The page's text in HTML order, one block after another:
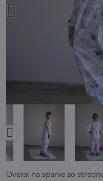
Overal na spanie zo